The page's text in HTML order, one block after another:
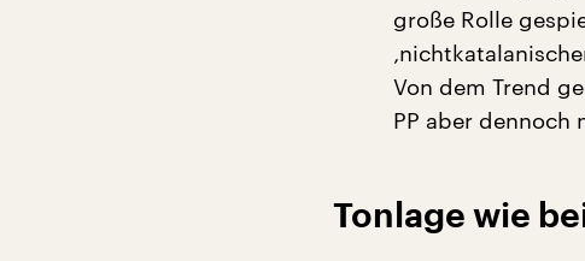
große Rolle
Von dem Trend
PP aber dennoch
Tonlage wie